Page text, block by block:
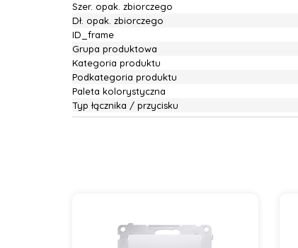
Szer. opak. zbiorczego
Dł. opak. zbiorczego
ID_frame
Grupa produktowa
Kategoria produktu
Podkategoria produktu
Paleta kolorystyczna
Typ łącznika / przycisku